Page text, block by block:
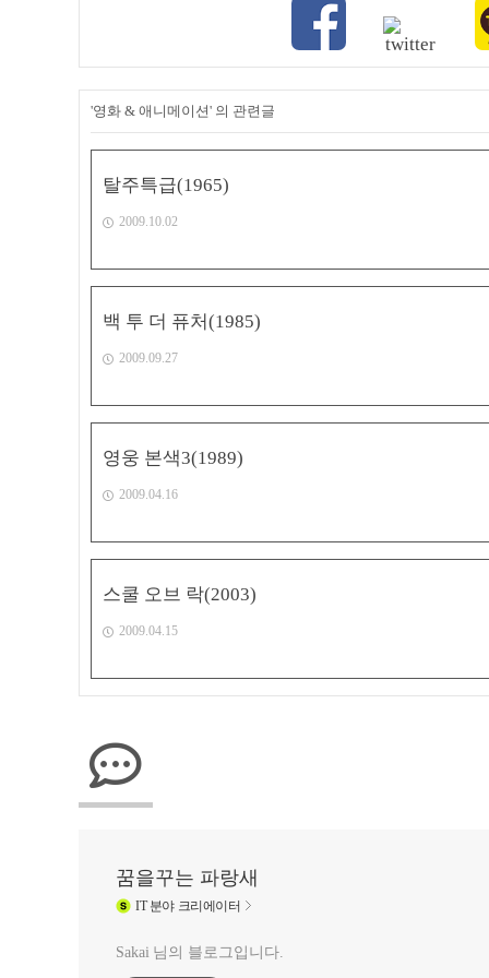
'영화 & 애니메이션' 의 관련글
탈주특급(1965)
2009.10.02
백 투 더 퓨처(1985)
2009.09.27
영웅 본색3(1989)
2009.04.16
스쿨 오브 락(2003)
2009.04.15
꿈을꾸는 파랑새
IT분야 크리에이터
Sakai 님의 블로그입니다.